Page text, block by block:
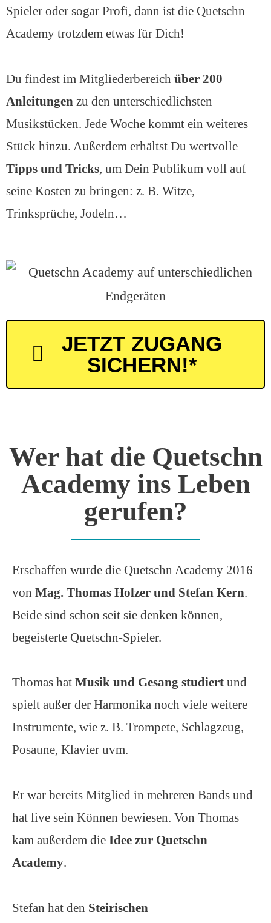
Spieler oder sogar Profi, dann ist die Quetschn
Academy trotzdem etwas für Dich!
Du findest im Mitgliederbereich über 200
Anleitungen zu den unterschiedlichsten
Musikstücken. Jede Woche kommt ein weiteres
Stück hinzu. Außerdem erhältst Du wertvolle
Tipps und Tricks, um Dein Publikum voll auf
seine Kosten zu bringen: z. B. Witze,
Trinksprüche, Jodeln…
JETZT ZUGANG
SICHERN!*
Wer hat die Quetschn
Academy ins Leben
gerufen?
Erschaffen wurde die Quetschn Academy 2016
von Mag. Thomas Holzer und Stefan Kern.
Beide sind schon seit sie denken können,
begeisterte Quetschn-Spieler.
Thomas hat Musik und Gesang studiert und
spielt außer der Harmonika noch viele weitere
Instrumente, wie z. B. Trompete, Schlagzeug,
Posaune, Klavier uvm.
Er war bereits Mitglied in mehreren Bands und
hat live sein Können bewiesen. Von Thomas
kam außerdem die Idee zur Quetschn
Academy.
Stefan hat den Steirischen